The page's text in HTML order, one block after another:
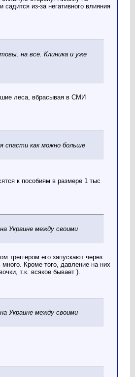
из-за негативного влияния
на все. Клиника и уже
леса, вбрасывая в СМИ
спасти как можно больше
к пособиям в размере 1 тыс
Украине между своими
треггером его запускают через
Кроме того, давление на них
т.к. всякое бывает ).
Украине между своими